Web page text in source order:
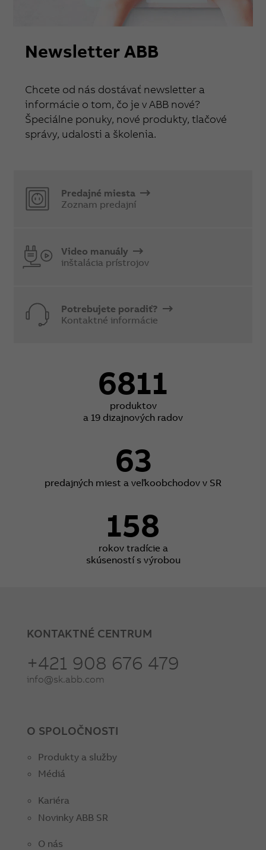
Newsletter ABB
Chcete od nás dostávať newsletter a
informácie o tom, čo je v ABB nové?
Špeciálne ponuky, nové produkty, tlačové
správy, udalosti a školenia.
Predajné miesta
Zoznam predajní
Video manuály
inštalácia prístrojov
Potrebujete poradiť?
Kontaktné informácie
6811
produktov
a 19 dizajnových radov
63
predajných miest a veľkoobchodov v SR
158
rokov tradície a
skúseností s výrobou
KONTAKTNÉ CENTRUM
+421 908 676 479
info@sk.abb.com
O SPOLOČNOSTI
Produkty a služby
Médiá
Kariéra
Novinky ABB SR
O nás